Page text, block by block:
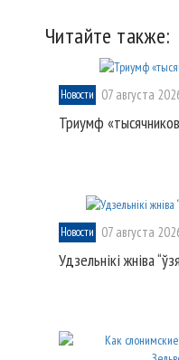
Читайте также:
Новости 07 августа
Триумф
Новости 07 августа
Удзельнікі жніва